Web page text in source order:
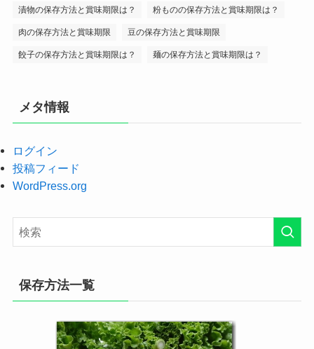
漬物の保存方法と賞味期限は？ 粉ものの保存方法と賞味期限は？
肉の保存方法と賞味期限 豆の保存方法と賞味期限
餃子の保存方法と賞味期限は？ 麺の保存方法と賞味期限は？
メタ情報
ログイン
投稿フィード
WordPress.org
保存方法一覧